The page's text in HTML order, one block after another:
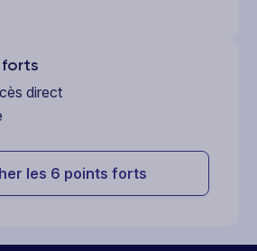
direct
les 6 points forts